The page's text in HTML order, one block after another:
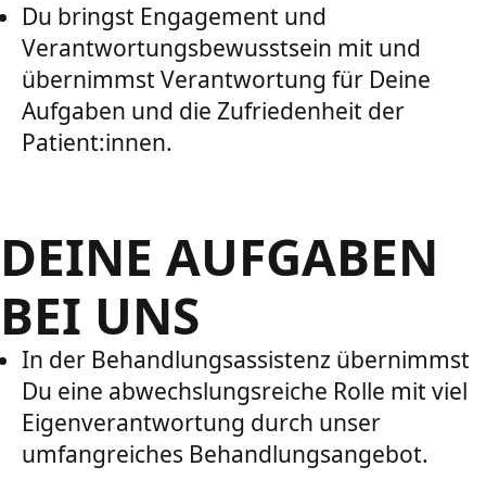
Du bringst Engagement und
Verantwortungsbewusstsein mit und
übernimmst Verantwortung für Deine
Aufgaben und die Zufriedenheit der
Patient:innen.
DEINE AUFGABEN
BEI UNS
In der Behandlungsassistenz übernimmst
Du eine abwechslungsreiche Rolle mit viel
Eigenverantwortung durch unser
umfangreiches Behandlungsangebot.